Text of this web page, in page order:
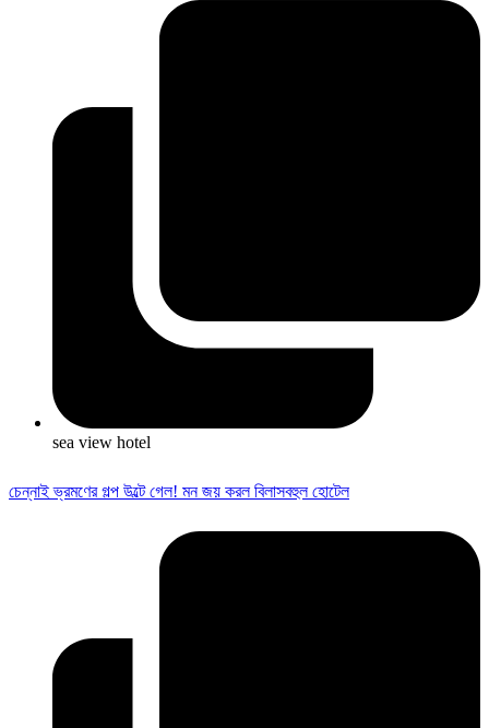
sea view hotel
চেন্নাই ভ্রমণের গল্প উল্টে গেল! মন জয় করল বিলাসবহুল হোটেল